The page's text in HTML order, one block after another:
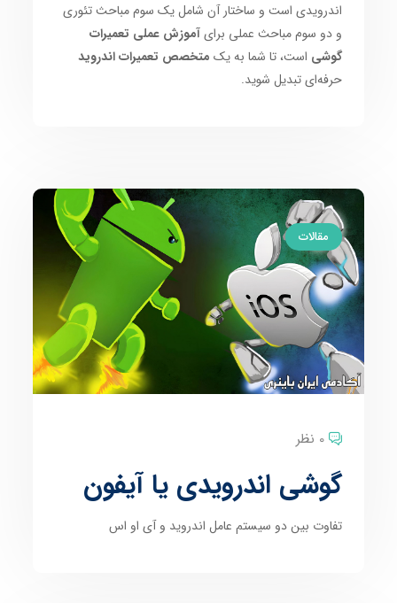
اندرویدی است و ساختار آن شامل یک سوم مباحث تئوری
و دو سوم مباحث عملی برایآموزش عملی تعمیرات
گوشی است، تا شما به یک متخصص تعمیرات اندروید
حرفه‌ای تبدیل شوید.
مقالات
0 نظر
گوشی اندرویدی یا آیفون
تفاوت بین دو سیستم عامل اندروید و آی او اس